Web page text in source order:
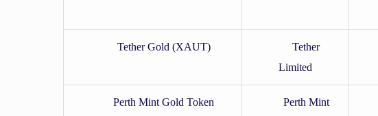
Tether Gold (XAUT)
Tether
Limited
Perth Mint Gold Token
Perth Mint